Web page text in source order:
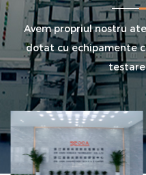
Avem propriul nostru
dotat cu echipamente